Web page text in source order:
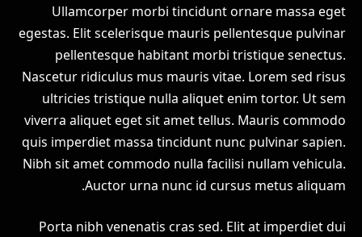
Ullamcorper morbi tincidunt ornare massa eget
egestas. Elit scelerisque mauris pellentesque pulvinar
pellentesque habitant morbi tristique senectus.
Nascetur ridiculus mus mauris vitae. Lorem sed risus
ultricies tristique nulla aliquet enim tortor. Ut sem
viverra aliquet eget sit amet tellus. Mauris commodo
quis imperdiet massa tincidunt nunc pulvinar sapien.
Nibh sit amet commodo nulla facilisi nullam vehicula.
Auctor urna nunc id cursus metus aliquam.
Porta nibh venenatis cras sed. Elit at imperdiet dui